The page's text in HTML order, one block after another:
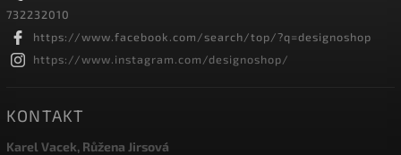
732232010
https://www.facebook.com/search/top/?q=designoshop
https://www.instagram.com/designoshop/
KONTAKT
Karel Vacek, Růžena Jirsová